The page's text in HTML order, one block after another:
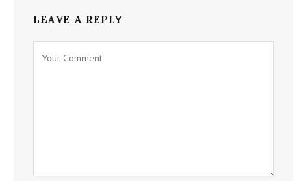
LEAVE A REPLY